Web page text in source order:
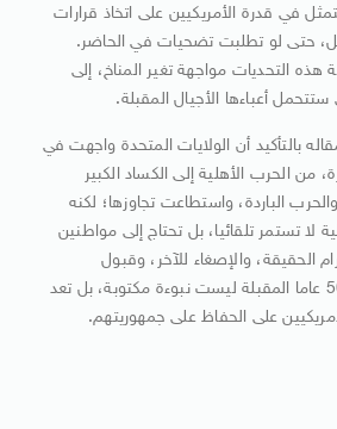
في قدرة الأمريكيين على اتخاذ قرارات
حتى لو تطلبت تضحيات في الحاضر.
التحديات مواجهة تغير المناخ، إلى
ستتحمل أعباءها الأجيال المقبلة.
بالتأكيد أن الولايات المتحدة واجهت في
من الحرب الأهلية إلى الكساد الكبير
والحرب الباردة، واستطاعت تجاوزها؛ لكنه
لا تستمر تلقائيا، بل تحتاج إلى مواطنين
الحقيقة، والإصغاء للآخر، وقبول
الاختلاف، معتبرا أن الـ50 عاما المقبلة ليست نبوءة مكتوبة، بل تعد
على الحفاظ على جمهوريتهم.